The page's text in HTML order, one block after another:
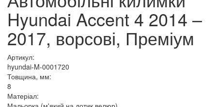
Hyundai Accent 4 2014 –
2017, ворсові, Преміум
Артикул:
hyundai-M-0001720
Товщина, мм:
8
Матеріал: